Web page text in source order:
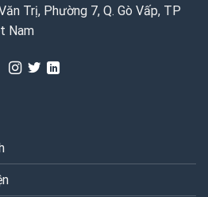
Trị, Phường 7, Q. Gò Vấp, TP
Nam